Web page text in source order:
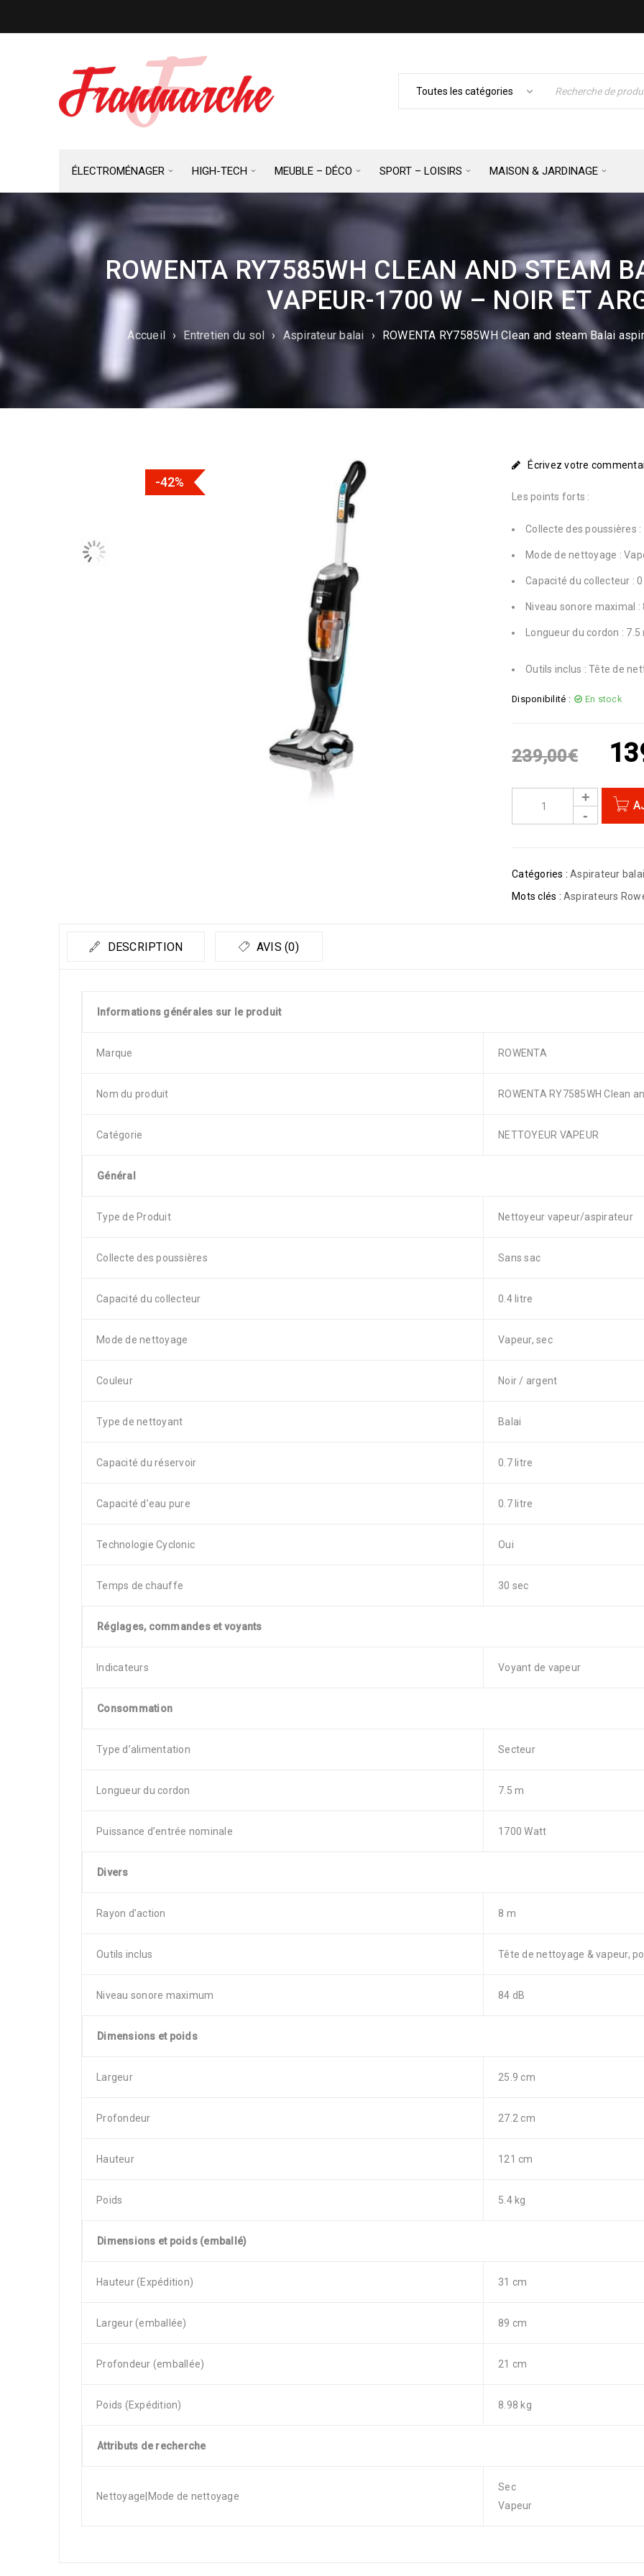
ÉLECTROMÉNAGER HIGH-TECH MEUBLE – DÉCO SPORT – LOISIRS MAISON & JARDINAGE
ROWENTA RY7585WH CLEAN AND STEAM
VAPEUR-1700 W – NOIR ET
Accueil › Entretien du sol › Aspirateur balai › ROWENTA RY7585WH Clean and steam Balai
-42%
Écrivez votre
Les points forts :
Collecte des poussières :
Mode de nettoyage :
Capacité du collecteur :
Niveau sonore maximal :
Longueur du cordon : 7.5
Outils inclus : Tête de
Disponibilité : En stock
239,00€
Catégories : Aspirateur balai
Mots clés : Aspirateurs
DESCRIPTION AVIS (0)
Informations générales sur le produit
Marque ROWENTA
Nom du produit ROWENTA RY7585WH Clean
Catégorie NETTOYEUR VAPEUR
Général
Type de Produit Nettoyeur vapeur/aspirateur
Collecte des poussières Sans sac
Capacité du collecteur 0.4 litre
Mode de nettoyage Vapeur, sec
Couleur Noir / argent
Type de nettoyant Balai
Capacité du réservoir 0.7 litre
Capacité d’eau pure 0.7 litre
Technologie Cyclonic Oui
Temps de chauffe 30 sec
Réglages, commandes et voyants
Indicateurs Voyant de vapeur
Consommation
Type d’alimentation Secteur
Longueur du cordon 7.5 m
Puissance d’entrée nominale 1700 Watt
Divers
Rayon d’action 8 m
Outils inclus Tête de nettoyage & vapeur,
Niveau sonore maximum 84 dB
Dimensions et poids
Largeur 25.9 cm
Profondeur 27.2 cm
Hauteur 121 cm
Poids 5.4 kg
Dimensions et poids (emballé)
Hauteur (Expédition) 31 cm
Largeur (emballée) 89 cm
Profondeur (emballée) 21 cm
Poids (Expédition) 8.98 kg
Attributs de recherche
Nettoyage|Mode de nettoyage
Sec
Vapeur